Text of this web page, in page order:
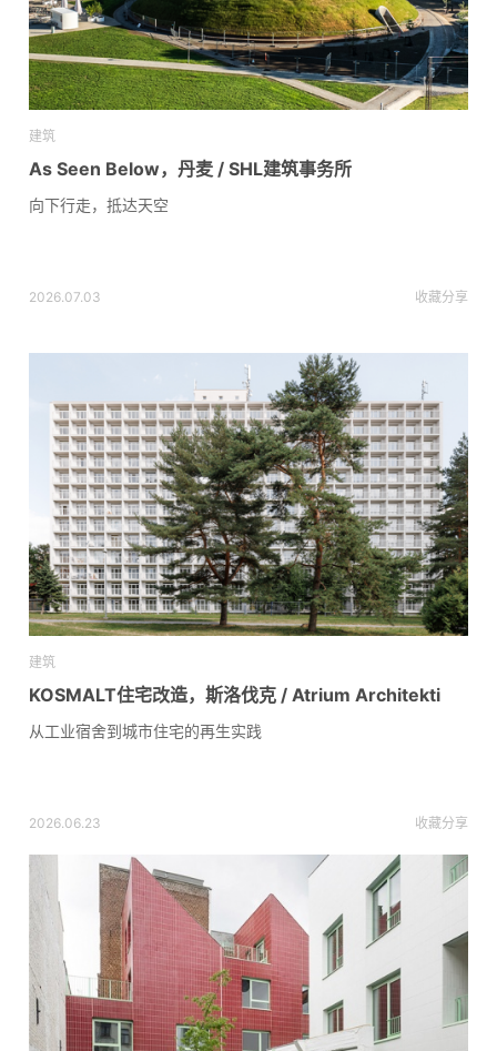
建筑
As Seen Below，丹麦 / SHL建筑事务所
向下行走，抵达天空
2026.07.03 收藏分享
建筑
KOSMALT住宅改造，斯洛伐克 / Atrium Architekti
从工业宿舍到城市住宅的再生实践
2026.06.23 收藏分享